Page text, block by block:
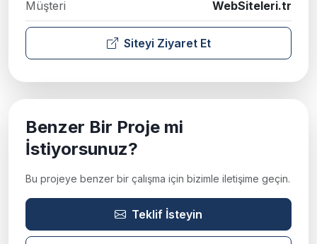
Müşteri WebSiteleri.tr
Siteyi Ziyaret Et
Benzer Bir Proje mi
İstiyorsunuz?
Bu projeye benzer bir çalışma için bizimle iletişime geçin.
Teklif İsteyin